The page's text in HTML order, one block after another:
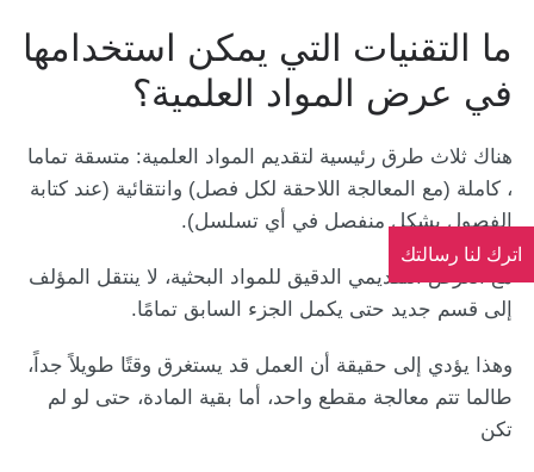
اترك لنا رسالتك
ما التقنيات التي يمكن استخدامها
في عرض المواد العلمية؟
هناك ثلاث طرق رئيسية لتقديم المواد العلمية: متسقة تماما
، كاملة (مع المعالجة اللاحقة لكل فصل) وانتقائية (عند كتابة
الفصول بشكل منفصل في أي تسلسل).
مع العرض التقديمي الدقيق للمواد البحثية، لا ينتقل المؤلف
إلى قسم جديد حتى يكمل الجزء السابق تمامًا.
وهذا يؤدي إلى حقيقة أن العمل قد يستغرق وقتًا طويلاً جداً،
طالما تتم معالجة مقطع واحد، أما بقية المادة، حتى لو لم
تكن